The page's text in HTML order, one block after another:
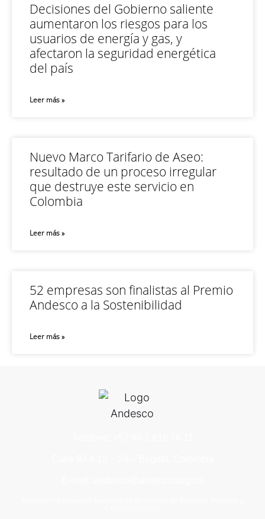
Decisiones del Gobierno saliente
aumentaron los riesgos para los
usuarios de energía y gas, y
afectaron la seguridad energética
del país
Leer más »
Nuevo Marco Tarifario de Aseo:
resultado de un proceso irregular
que destruye este servicio en
Colombia
Leer más »
52 empresas son finalistas al Premio
Andesco a la Sostenibilidad
Leer más »